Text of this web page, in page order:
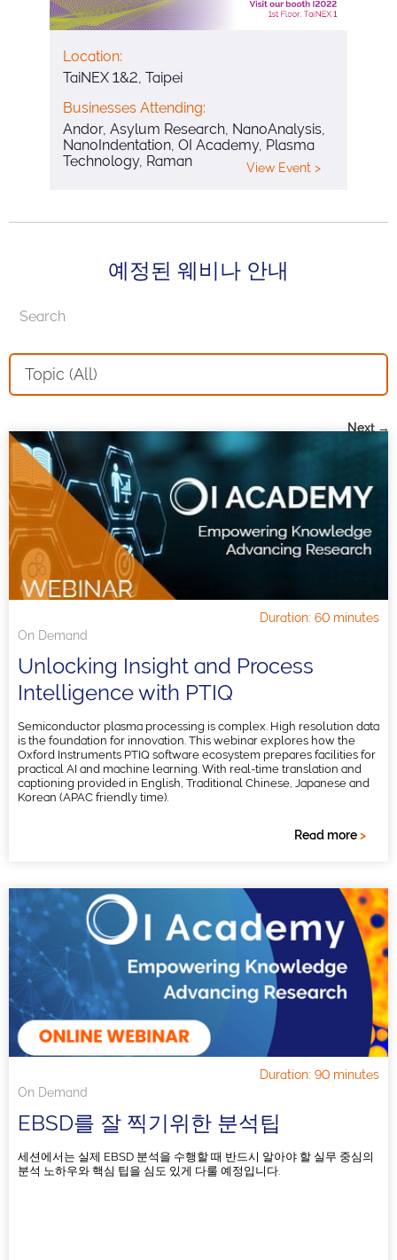
Location:
TaiNEX 1&2, Taipei
Businesses Attending:
Andor, Asylum Research, NanoAnalysis,
NanoIndentation, OI Academy, Plasma
Technology, Raman
View Event >
예정된 웨비나 안내
Topic (All)
On Demand
Duration: 60 minutes
Unlocking Insight and Process
Intelligence with PTIQ
Semiconductor plasma processing is complex. High resolution data
is the foundation for innovation. This webinar explores how the
Oxford Instruments PTIQ software ecosystem prepares facilities for
practical AI and machine learning. With real-time translation and
captioning provided in English, Traditional Chinese, Japanese and
Korean (APAC friendly time).
Read more>
On Demand
Duration: 90 minutes
EBSD를 잘 찍기위한 분석팁
세션에서는 실제 EBSD 분석을 수행할 때 반드시 알아야 할 실무 중심의
분석 노하우와 핵심 팁을 심도 있게 다룰 예정입니다.
Next →